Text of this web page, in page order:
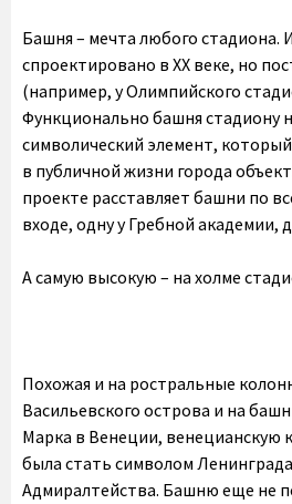
Башня – мечта любого стадиона.
спроектировано в ХХ веке, но
(например, у Олимпийского
Функционально башня стадиону
символический элемент,
в публичной жизни города
проекте расставляет башни по
входе, одну у Гребной академии,
А самую высокую – на холме
Похожая и на ростральные
Васильевского острова и на
Марка в Венеции, венецианскую
была стать символом
Адмиралтейства. Башню еще не